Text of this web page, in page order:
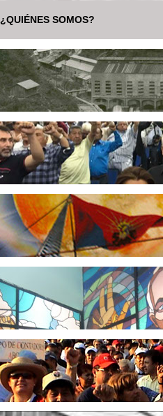
¿QUIÉNES SOMOS?